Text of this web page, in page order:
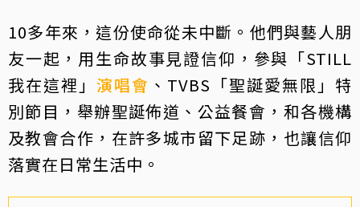
10多年來，這份使命從未中斷。他們與藝人朋
友一起，用生命故事見證信仰，參與「STILL
我在這裡」 演唱會 、TVBS「聖誕愛無限」特
別節目，舉辦聖誕佈道、公益餐會，和各機構
及教會合作，在許多城市留下足跡，也讓信仰
落實在日常生活中。